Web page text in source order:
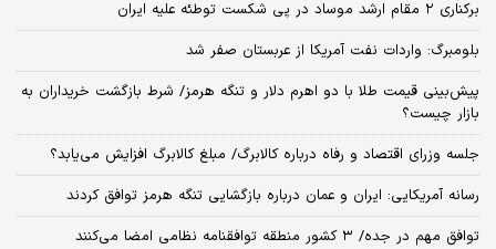
برکناری ۲ مقام‌ ارشد موساد در پی شکست توطئه علیه ایران
بلومبرگ: واردات نفت آمریکا از عربستان صفر شد
پیش‌بینی قیمت طلا با دو اهرم دلار و تنگه هرمز/ شرط بازگشت خریداران به
بازار چیست؟
جلسه وزرای اقتصاد و رفاه درباره کالابرگ/ مبلغ کالابرگ افزایش می‌یابد؟
رسانه آمریکایی: ایران و عمان درباره بازگشایی تنگه هرمز توافق کردند
توافق مهم در جده/ ۳ کشور منطقه توافقنامه نظامی امضا می‌کنند